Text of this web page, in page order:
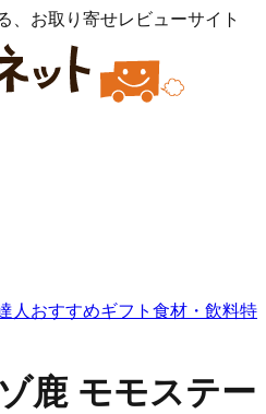
、お取り寄せレビューサイト
人おすすめギフト 食材・飲料特
鹿 モモステー